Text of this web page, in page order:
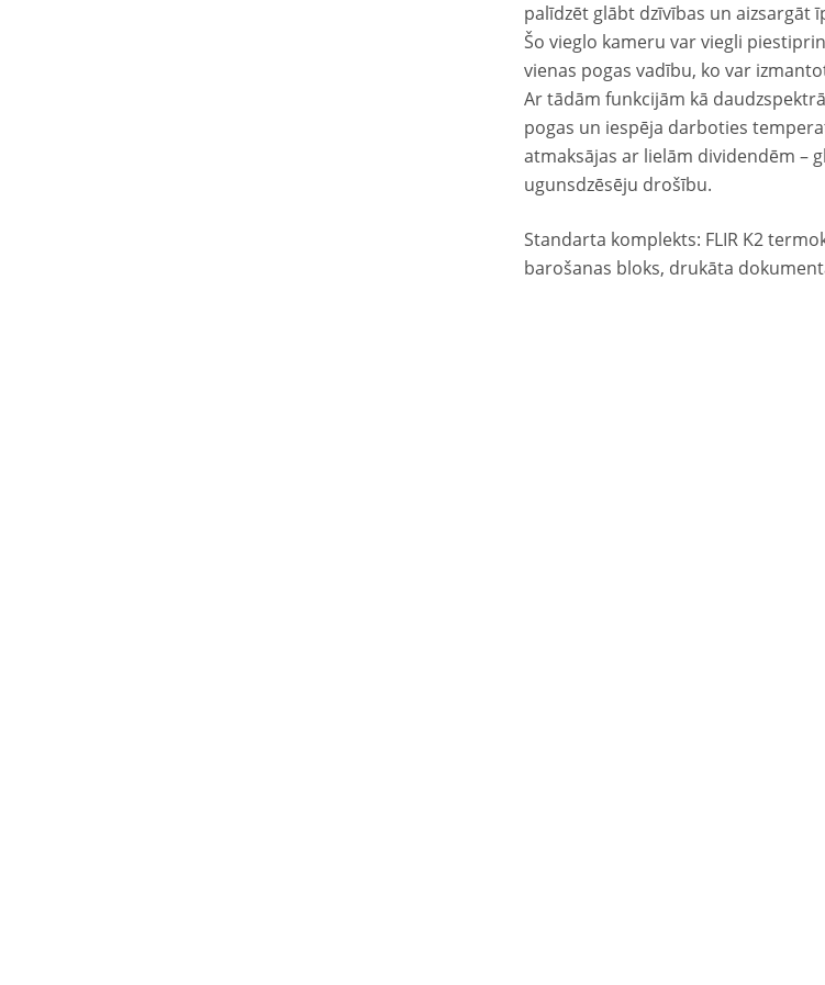
palīdzēt glābt dzīvības un aizsargāt
Šo vieglo kameru var viegli
vienas pogas vadību, ko var
Ar tādām funkcijām kā
pogas un iespēja darboties
atmaksājas ar lielām dividendēm –
ugunsdzēsēju drošību.
Standarta komplekts: FLIR K2
barošanas bloks, drukāta